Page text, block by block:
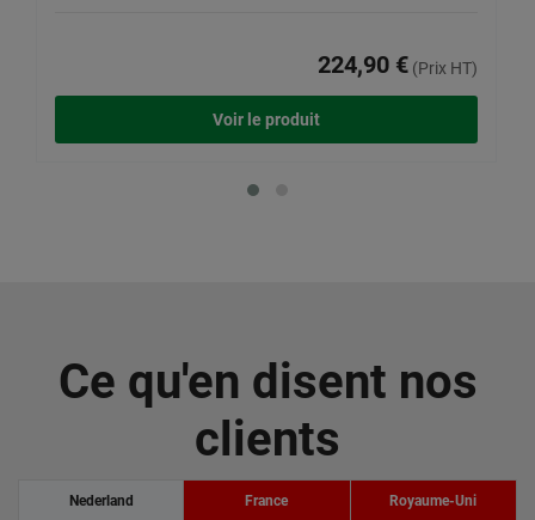
224,90 € (Prix HT)
Voir le produit
Ce qu'en disent nos
clients
Nederland France Royaume-Uni